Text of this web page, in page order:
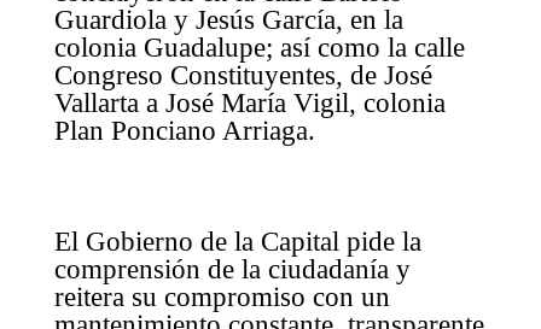
Guardiola y Jesús García, en la
colonia Guadalupe; así como la calle
Congreso Constituyentes, de José
Vallarta a José María Vigil, colonia
Plan Ponciano Arriaga.
El Gobierno de la Capital pide la
comprensión de la ciudadanía y
reitera su compromiso con un